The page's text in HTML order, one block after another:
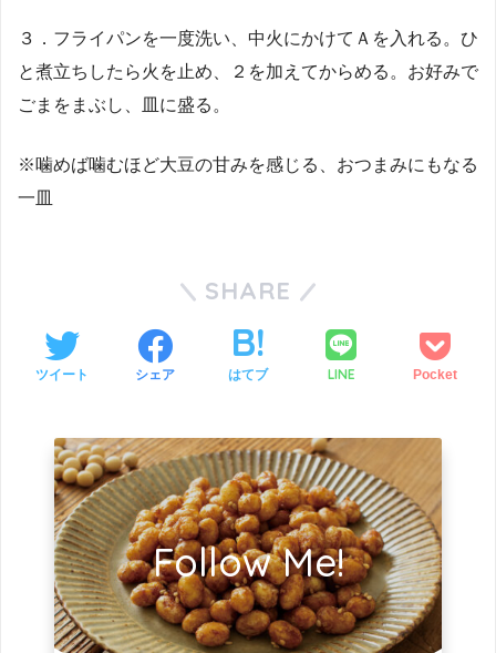
３．フライパンを一度洗い、中火にかけてＡを入れる。ひ
と煮立ちしたら火を止め、２を加えてからめる。お好みで
ごまをまぶし、皿に盛る。
※噛めば噛むほど大豆の甘みを感じる、おつまみにもなる
一皿
SHARE
ツイート シェア はてブ LINE Pocket
Follow Me!